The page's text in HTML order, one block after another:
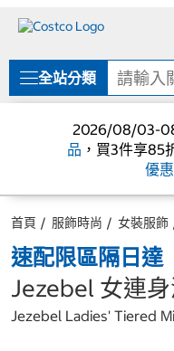
單
全站分類
2026/08/03-
品 ，買3件享85
優
首頁 服飾時尚 女裝服飾
速配限區隔日達
Jezebel 女連
Jezebel Ladies' Tiered